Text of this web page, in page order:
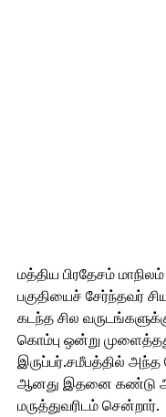
மத்திய பிரதேசம்
பகுதியைச் சேர்ந்தவர்
கடந்த சில
கொம்பு ஒன்று
இருப்பர்.சமீபத்தில் அந்த
ஆனது இதனை கண்டு
மருத்துவரிடம் சென்றார்.